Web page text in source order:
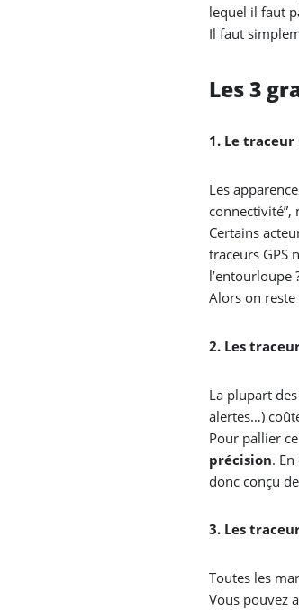
lequel il faut
Il faut
Les 3
1. Le traceur
Les
connectivité”,
Certains
traceurs GPS
l’entourloupe
Alors on reste
2. Les
La plupart
alertes…)
Pour pallier
précision.
donc conçu
3. Les
Toutes les
Vous pouvez